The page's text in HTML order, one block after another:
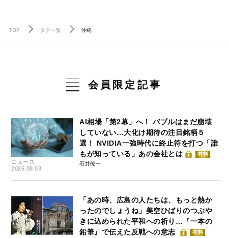
TOP タグ一覧 沖縄
会員限定記事
ニュース
2026.08.03
AI相場「第2幕」へ！ バブルはまだ崩壊
していない…大化け期待の注目銘柄５
選！ NVIDIA一強時代に終止符を打つ「誰
もが知っている」あの会社とは
有料
石井僚一
「あの時、広島の人たちは、もっと熱か
ったのでしょうね」美空ひばりのつぶや
きに込められた平和への祈り…『一本の
鉛筆』で伝えた反戦への意志
有料